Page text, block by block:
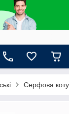
Серфова